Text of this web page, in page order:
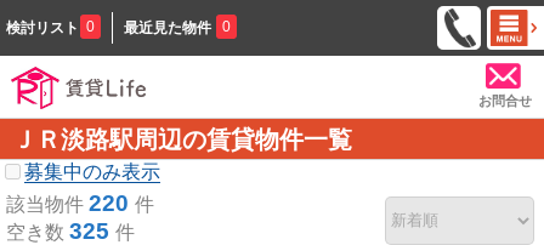
検討リスト 0 最近見た物件 0
お問合せ
ＪＲ淡路駅周辺の賃貸物件一覧
募集中のみ表示
該当物件 220 件
空き数 325 件